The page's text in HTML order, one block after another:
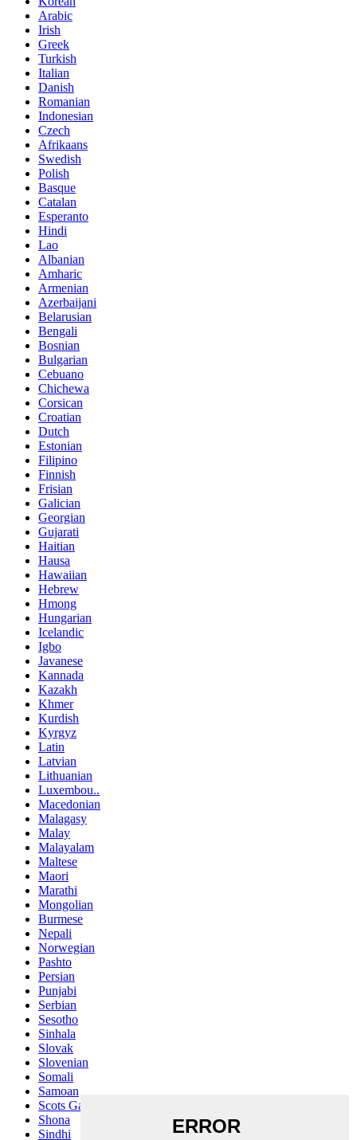
Arabic
Irish
Greek
Turkish
Italian
Danish
Romanian
Indonesian
Czech
Afrikaans
Swedish
Polish
Basque
Catalan
Esperanto
Hindi
Lao
Albanian
Amharic
Armenian
Azerbaijani
Belarusian
Bengali
Bosnian
Bulgarian
Cebuano
Chichewa
Corsican
Croatian
Dutch
Estonian
Filipino
Finnish
Frisian
Galician
Georgian
Gujarati
Haitian
Hausa
Hawaiian
Hebrew
Hmong
Hungarian
Icelandic
Igbo
Javanese
Kannada
Kazakh
Khmer
Kurdish
Kyrgyz
Latin
Latvian
Lithuanian
Luxembou..
Macedonian
Malagasy
Malay
Malayalam
Maltese
Maori
Marathi
Mongolian
Burmese
Nepali
Norwegian
Pashto
Persian
Punjabi
Serbian
Sesotho
Sinhala
Slovak
Slovenian
Somali
Samoan
Scots Gaelic
Shona
Sindhi